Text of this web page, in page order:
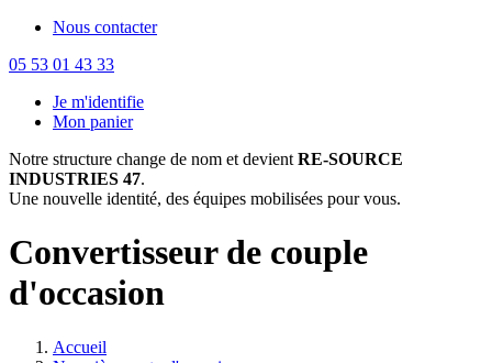
Nous contacter
05 53 01 43 33
Je m'identifie
Mon panier
Notre structure change de nom et devient RE-SOURCE
INDUSTRIES 47.
Une nouvelle identité, des équipes mobilisées pour vous.
Convertisseur de couple
d'occasion
Accueil